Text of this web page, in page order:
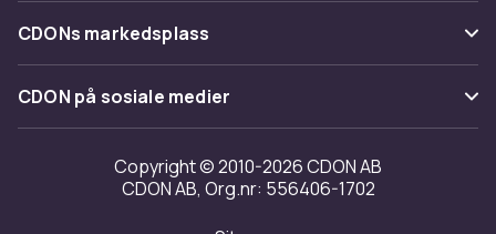
Tilbakekallinger
Varemerker
Om oss
Kundeanmeldelser
Jobbe på CDON
Investor relations
Tilgjengelighet
CDONs markedsplass
Merchant Help Center
CDON på sosiale medier
Copyright © 2010-2026 CDON AB
CDON AB, Org.nr: 556406-1702